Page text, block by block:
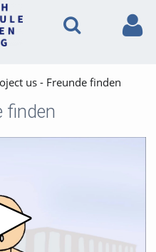
us - Freunde finden
finden